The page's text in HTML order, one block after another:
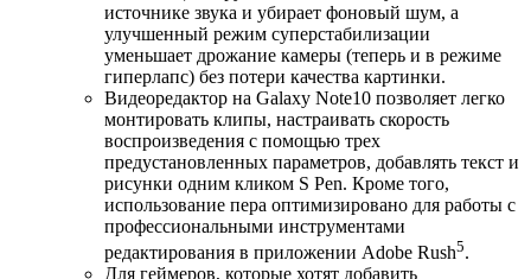
источнике звука и убирает фоновый шум, а
улучшенный режим суперстабилизации
уменьшает дрожание камеры (теперь и в режиме
гиперлапс) без потери качества картинки.
Видеоредактор на Galaxy Note10 позволяет легко
монтировать клипы, настраивать скорость
воспроизведения с помощью трех
предустановленных параметров, добавлять текст и
рисунки одним кликом S Pen. Кроме того,
использование пера оптимизировано для работы с
профессиональными инструментами
редактирования в приложении Adobe Rush5.
Для геймеров, которые хотят добавить